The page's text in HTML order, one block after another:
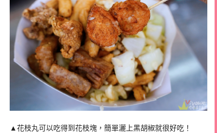
▲花枝丸可以吃得到花枝塊，簡單灑上黑胡椒就很好吃！